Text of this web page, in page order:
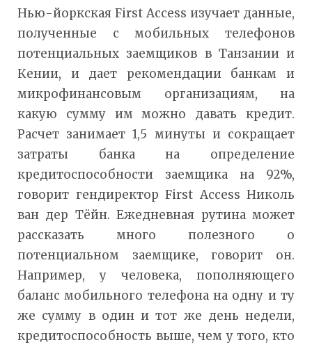
Нью-йоркская First Access изучает данные,
полученные с мобильных телефонов
потенциальных заемщиков в Танзании и
Кении, и дает рекомендации банкам и
микрофинансовым организациям, на
какую сумму им можно давать кредит.
Расчет занимает 1,5 минуты и сокращает
затраты банка на определение
кредитоспособности заемщика на 92%,
говорит гендиректор First Access Николь
ван дер Тёйн. Ежедневная рутина может
рассказать много полезного о
потенциальном заемщике, говорит он.
Например, у человека, пополняющего
баланс мобильного телефона на одну и ту
же сумму в один и тот же день недели,
кредитоспособность выше, чем у того, кто